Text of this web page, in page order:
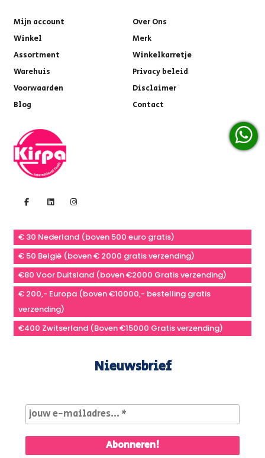
Mijn account
Over Ons
Winkel
Merk
Assortment
Winkelkarretje
Warehuis
Privacy beleid
Voorwaarden
Disclaimer
Blog
Contact
€ 30 Nederland (boven 500 euro gratis)
€ 50 België (boven € 2000 gratis verzending)
€80 Voor Duitsland (boven €2000 Gratis verzending)
€ 200,- Europa (boven €10000,- bestelling gratis
verzending)
€400 Zwitserland (Boven €15000 Gratis verzending)
Nieuwsbrief